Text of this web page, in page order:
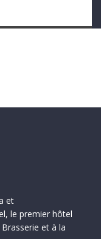
et
le premier hôtel
et à la